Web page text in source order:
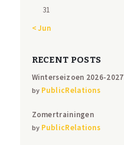
31
« Jun
RECENT POSTS
Winterseizoen 2026-2027
by PublicRelations
Zomertrainingen
by PublicRelations